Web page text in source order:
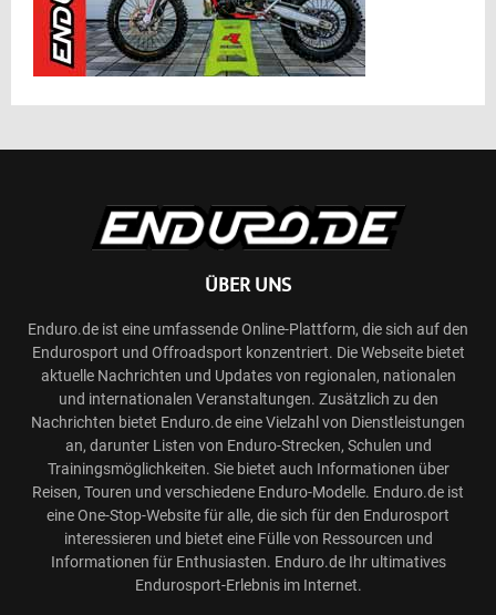
ÜBER UNS
Enduro.de ist eine umfassende Online-Plattform, die sich auf den
Endurosport und Offroadsport konzentriert. Die Webseite bietet
aktuelle Nachrichten und Updates von regionalen, nationalen
und internationalen Veranstaltungen. Zusätzlich zu den
Nachrichten bietet Enduro.de eine Vielzahl von Dienstleistungen
an, darunter Listen von Enduro-Strecken, Schulen und
Trainingsmöglichkeiten. Sie bietet auch Informationen über
Reisen, Touren und verschiedene Enduro-Modelle. Enduro.de ist
eine One-Stop-Website für alle, die sich für den Endurosport
interessieren und bietet eine Fülle von Ressourcen und
Informationen für Enthusiasten. Enduro.de Ihr ultimatives
Endurosport-Erlebnis im Internet.